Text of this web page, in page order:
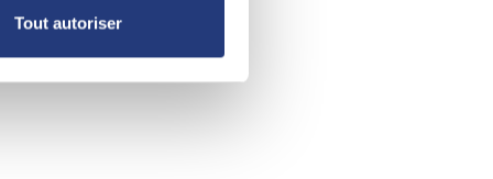
Tout autoriser